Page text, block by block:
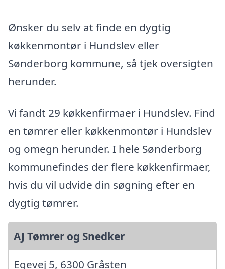
Ønsker du selv at finde en dygtig
køkkenmontør i Hundslev eller
Sønderborg kommune, så tjek oversigten
herunder.
Vi fandt 29 køkkenfirmaer i Hundslev. Find
en tømrer eller køkkenmontør i Hundslev
og omegn herunder. I hele Sønderborg
kommunefindes der flere køkkenfirmaer,
hvis du vil udvide din søgning efter en
dygtig tømrer.
AJ Tømrer og Snedker
Egevej 5, 6300 Gråsten